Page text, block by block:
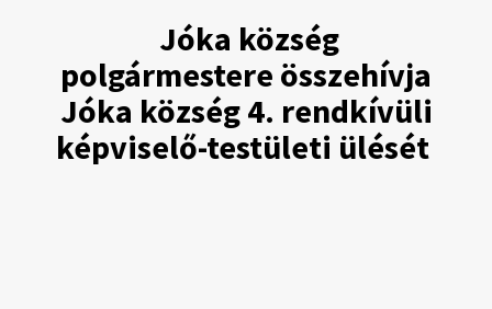
Jóka község
polgármestere összehívja
Jóka község 4. rendkívüli
képviselő-testületi ülését